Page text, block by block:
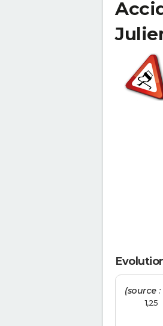
(source
1,25